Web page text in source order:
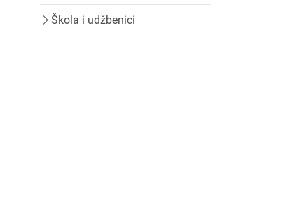
Škola i udžbenici